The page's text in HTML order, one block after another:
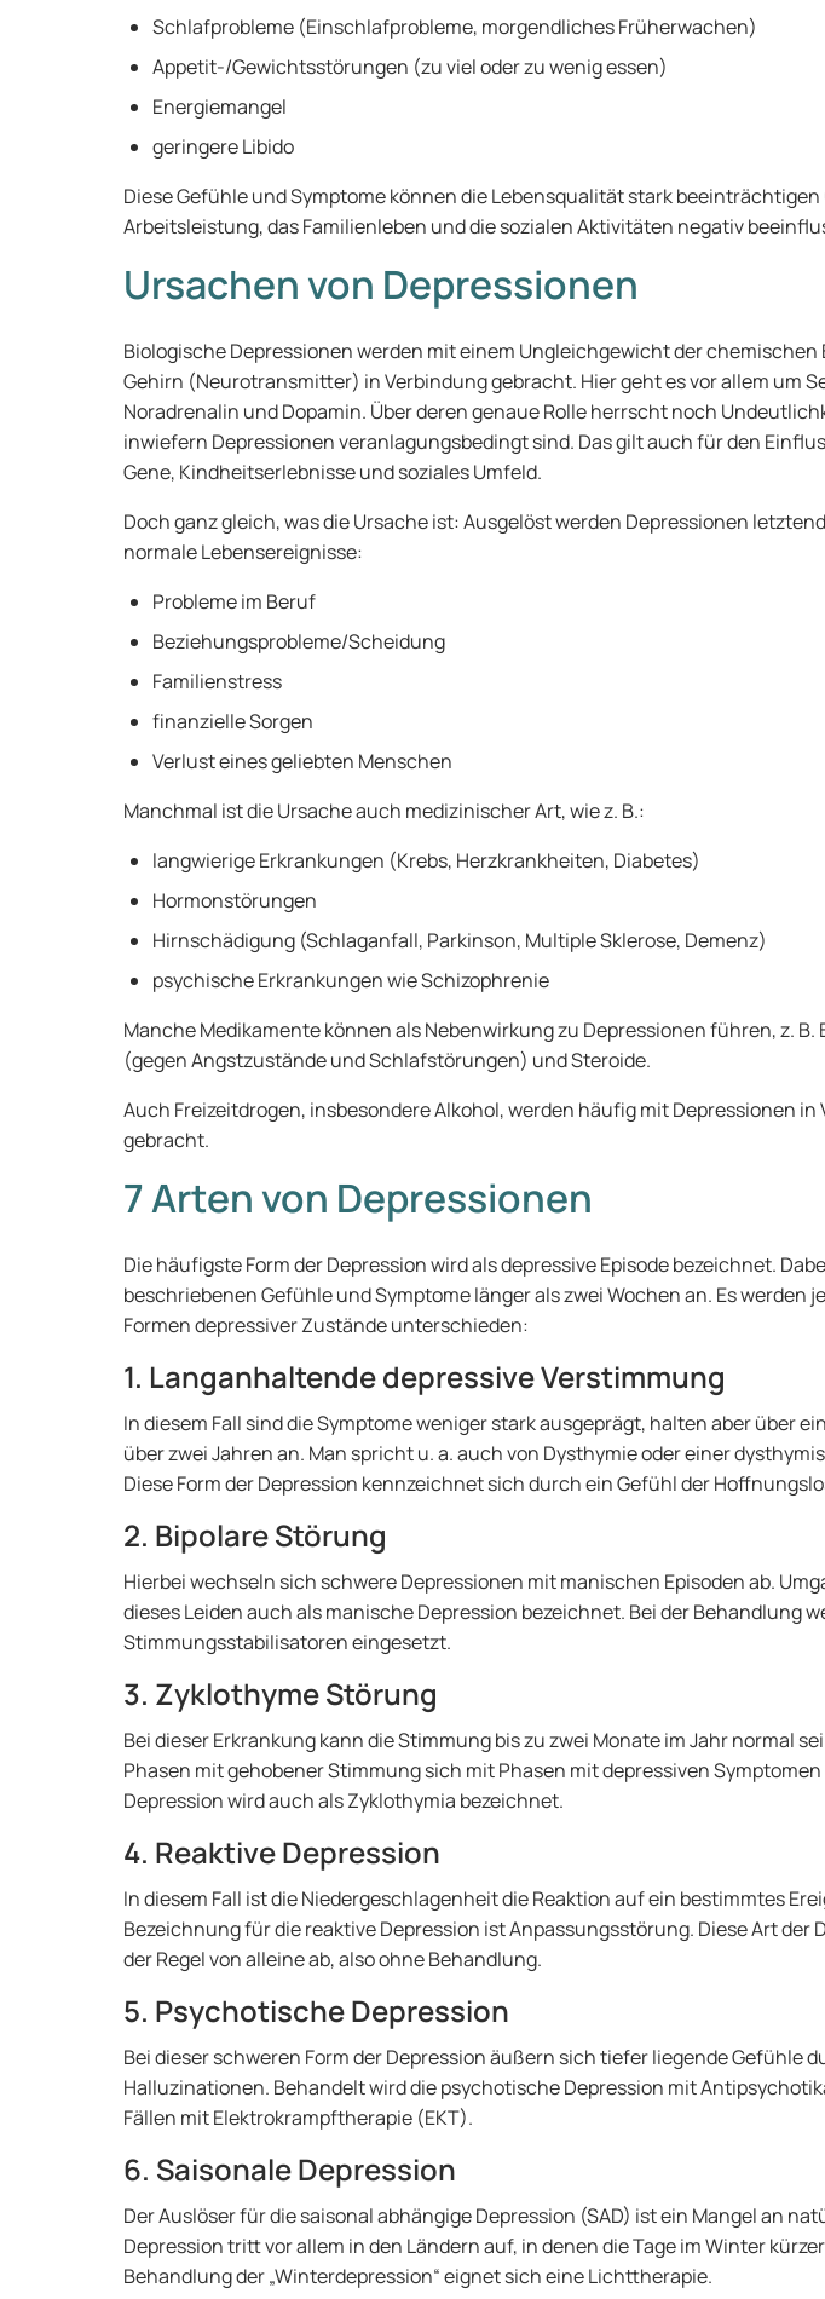
Schlafprobleme (Einschlafprobleme, morgendliches Früherwachen)
Appetit-/Gewichtsstörungen (zu viel oder zu wenig essen)
Energiemangel
geringere Libido
Diese Gefühle und Symptome können die Lebensqualität stark beeinträchtigen
Arbeitsleistung, das Familienleben und die sozialen Aktivitäten negativ
Ursachen von Depressionen
Biologische Depressionen werden mit einem Ungleichgewicht der chemischen
Gehirn (Neurotransmitter) in Verbindung gebracht. Hier geht es vor allem um
Noradrenalin und Dopamin. Über deren genaue Rolle herrscht noch
inwiefern Depressionen veranlagungsbedingt sind. Das gilt auch für den
Gene, Kindheitserlebnisse und soziales Umfeld.
Doch ganz gleich, was die Ursache ist: Ausgelöst werden Depressionen
normale Lebensereignisse:
Probleme im Beruf
Beziehungsprobleme/Scheidung
Familienstress
finanzielle Sorgen
Verlust eines geliebten Menschen
Manchmal ist die Ursache auch medizinischer Art, wie z. B.:
langwierige Erkrankungen (Krebs, Herzkrankheiten, Diabetes)
Hormonstörungen
Hirnschädigung (Schlaganfall, Parkinson, Multiple Sklerose, Demenz)
psychische Erkrankungen wie Schizophrenie
Manche Medikamente können als Nebenwirkung zu Depressionen führen, z. B.
(gegen Angstzustände und Schlafstörungen) und Steroide.
Auch Freizeitdrogen, insbesondere Alkohol, werden häufig mit Depressionen in
gebracht.
7 Arten von Depressionen
Die häufigste Form der Depression wird als depressive Episode bezeichnet.
beschriebenen Gefühle und Symptome länger als zwei Wochen an. Es werden
Formen depressiver Zustände unterschieden:
1. Langanhaltende depressive Verstimmung
In diesem Fall sind die Symptome weniger stark ausgeprägt, halten aber über
über zwei Jahren an. Man spricht u. a. auch von Dysthymie oder einer
Diese Form der Depression kennzeichnet sich durch ein Gefühl der
2. Bipolare Störung
Hierbei wechseln sich schwere Depressionen mit manischen Episoden ab.
dieses Leiden auch als manische Depression bezeichnet. Bei der Behandlung
Stimmungsstabilisatoren eingesetzt.
3. Zyklothyme Störung
Bei dieser Erkrankung kann die Stimmung bis zu zwei Monate im Jahr normal
Phasen mit gehobener Stimmung sich mit Phasen mit depressiven
Depression wird auch als Zyklothymia bezeichnet.
4. Reaktive Depression
In diesem Fall ist die Niedergeschlagenheit die Reaktion auf ein bestimmtes
Bezeichnung für die reaktive Depression ist Anpassungsstörung. Diese Art der
der Regel von alleine ab, also ohne Behandlung.
5. Psychotische Depression
Bei dieser schweren Form der Depression äußern sich tiefer liegende Gefühle
Halluzinationen. Behandelt wird die psychotische Depression mit
Fällen mit Elektrokrampftherapie (EKT).
6. Saisonale Depression
Der Auslöser für die saisonal abhängige Depression (SAD) ist ein Mangel an
Depression tritt vor allem in den Ländern auf, in denen die Tage im Winter
Behandlung der „Winterdepression“ eignet sich eine Lichttherapie.